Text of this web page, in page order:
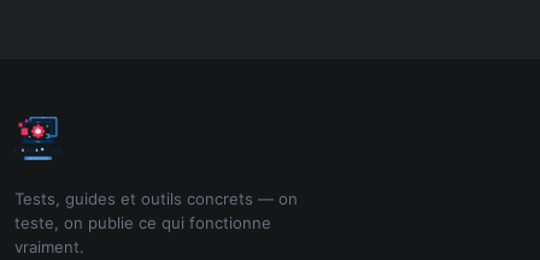
Tests, guides et outils concrets — on
teste, on publie ce qui fonctionne
vraiment.